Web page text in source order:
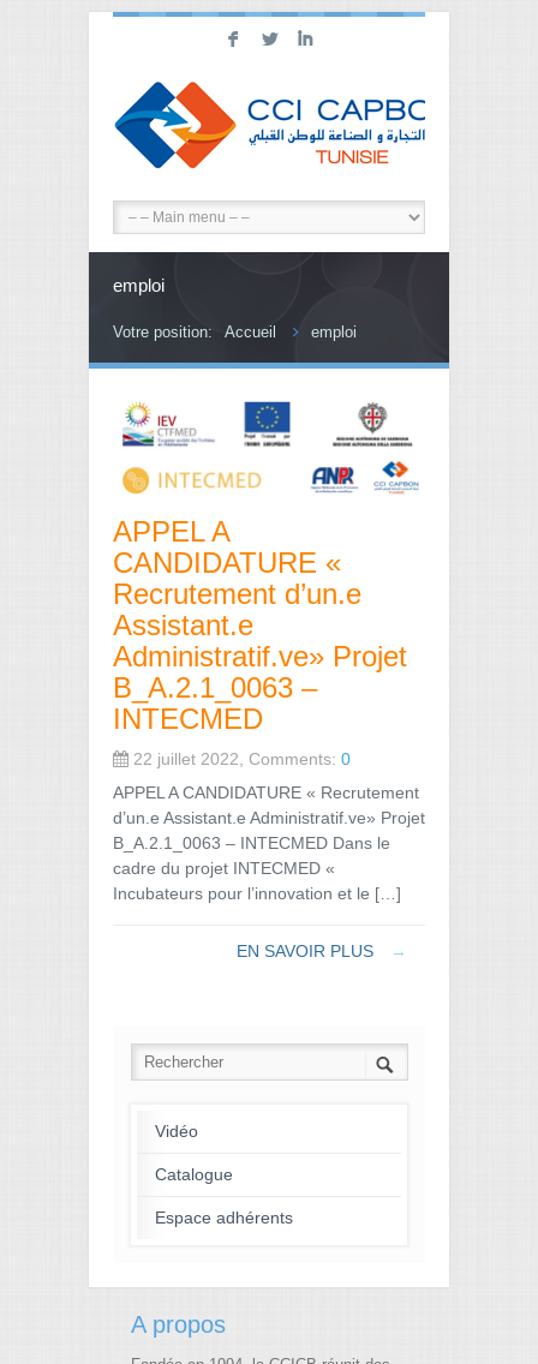
F L I
emploi
Votre position: Accueil emploi
APPEL A
CANDIDATURE «
Recrutement d’un.e
Assistant.e
Administratif.ve» Projet
B_A.2.1_0063 –
INTECMED
22 juillet 2022, Comments: 0
APPEL A CANDIDATURE « Recrutement
d’un.e Assistant.e Administratif.ve» Projet
B_A.2.1_0063 – INTECMED Dans le
cadre du projet INTECMED «
Incubateurs pour l’innovation et le […]
EN SAVOIR PLUS →
Vidéo
Catalogue
Espace adhérents
A propos